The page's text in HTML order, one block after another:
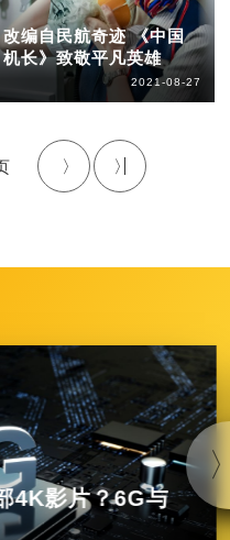
改编自民航奇迹 《中国
机长》致敬平凡英雄
2021-08-27
4K影片？6G与